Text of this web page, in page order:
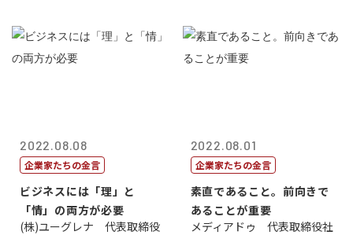
2022.08.08
企業家たちの金言
ビジネスには「理」と
「情」の両方が必要
(株)ユーグレナ 代表取締役
2022.08.01
企業家たちの金言
素直であること。前向きで
あることが重要
メディアドゥ 代表取締役社